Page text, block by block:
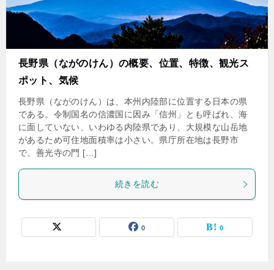
長野県（ながのけん）の概要、位置、特徴、観光ス
ポット、気候
長野県（ながのけん）は、本州内陸部に位置する日本の県
である。令制国名の信濃国に因み「信州」とも呼ばれ、海
に面していない、いわゆる内陸県であり、大規模な山岳地
があるため可住地面積率は小さい。県庁所在地は長野市
で、善光寺の門 […]
続きを読む
0 0